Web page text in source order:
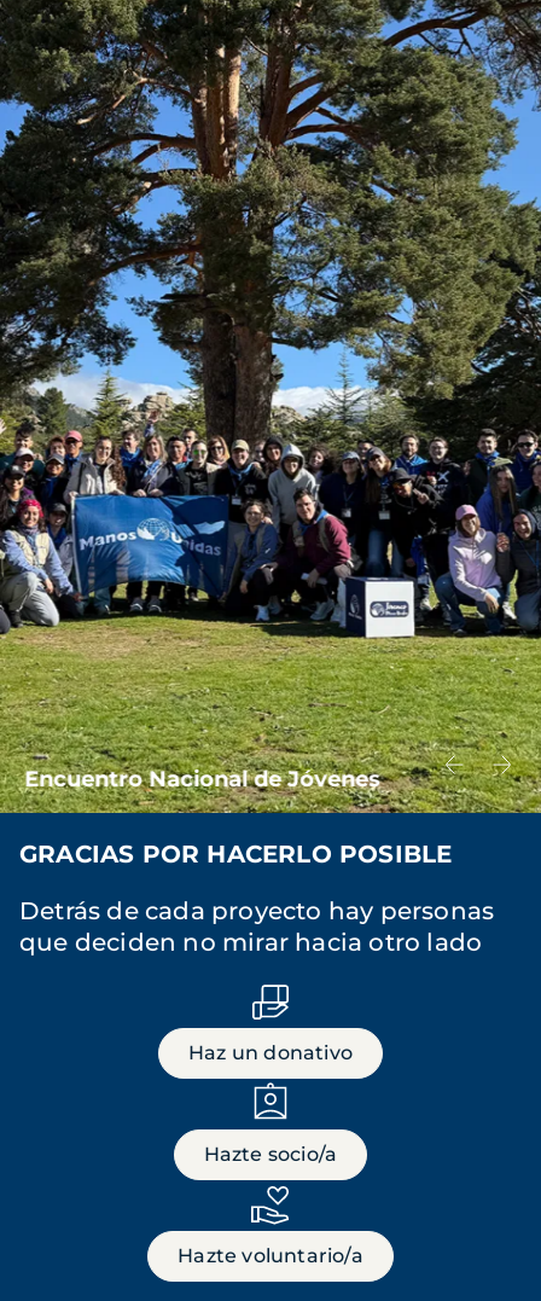
Encuentro Nacional de Jóvenes
GRACIAS POR HACERLO POSIBLE
Detrás de cada proyecto hay personas
que deciden no mirar hacia otro lado
Haz un donativo
Hazte socio/a
Hazte voluntario/a